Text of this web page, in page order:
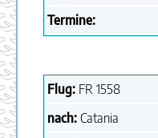
Termine:
Flug: FR 1558
nach: Catania